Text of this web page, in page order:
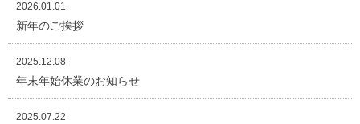
2026.01.01
新年のご挨拶
2025.12.08
年末年始休業のお知らせ
2025.07.22